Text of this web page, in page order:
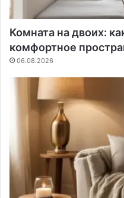
Комната на двоих:
комфортное
06.08.2026